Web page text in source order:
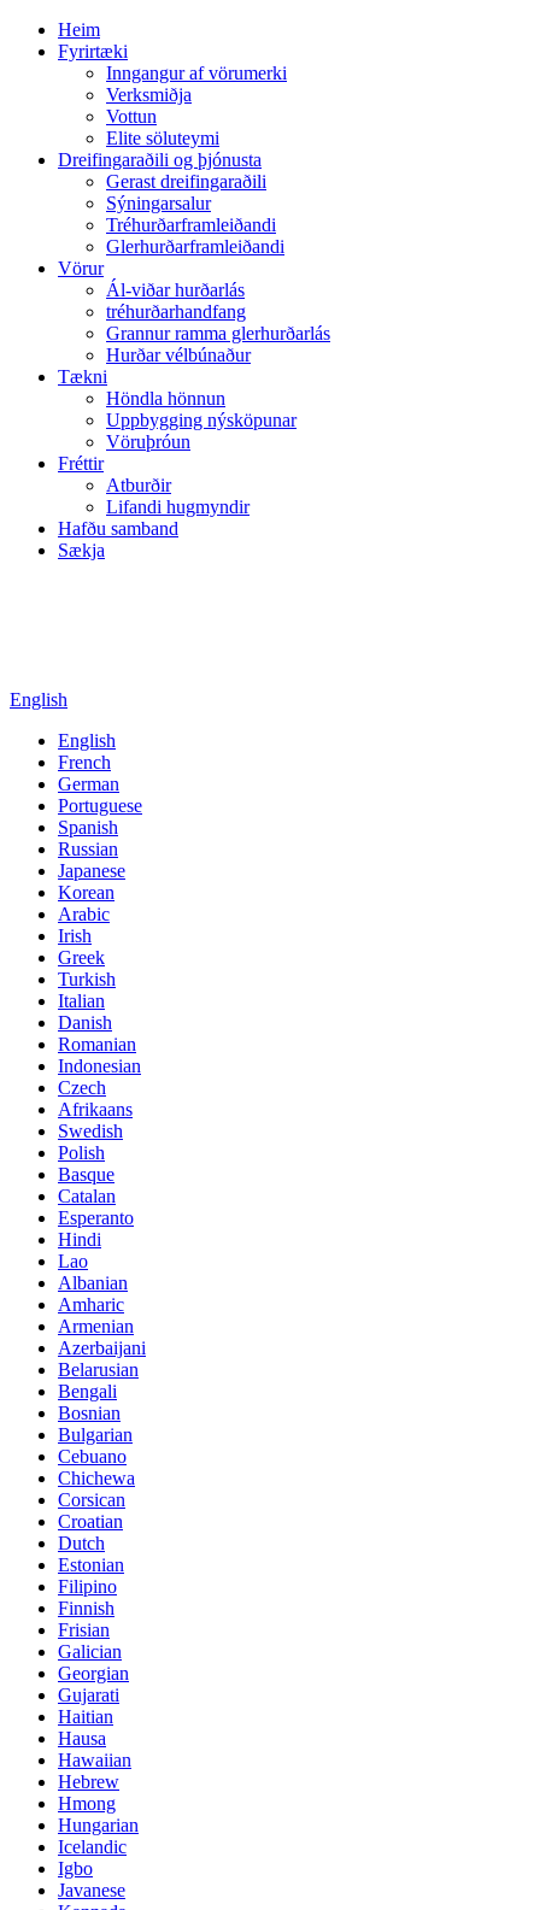
Heim
Fyrirtæki
Inngangur af vörumerki
Verksmiðja
Vottun
Elite söluteymi
Dreifingaraðili og þjónusta
Gerast dreifingaraðili
Sýningarsalur
Tréhurðarframleiðandi
Glerhurðarframleiðandi
Vörur
Ál-viðar hurðarlás
tréhurðarhandfang
Grannur ramma glerhurðarlás
Hurðar vélbúnaður
Tækni
Höndla hönnun
Uppbygging nýsköpunar
Vöruþróun
Fréttir
Atburðir
Lifandi hugmyndir
Hafðu samband
Sækja
English
English
French
German
Portuguese
Spanish
Russian
Japanese
Korean
Arabic
Irish
Greek
Turkish
Italian
Danish
Romanian
Indonesian
Czech
Afrikaans
Swedish
Polish
Basque
Catalan
Esperanto
Hindi
Lao
Albanian
Amharic
Armenian
Azerbaijani
Belarusian
Bengali
Bosnian
Bulgarian
Cebuano
Chichewa
Corsican
Croatian
Dutch
Estonian
Filipino
Finnish
Frisian
Galician
Georgian
Gujarati
Haitian
Hausa
Hawaiian
Hebrew
Hmong
Hungarian
Icelandic
Igbo
Javanese